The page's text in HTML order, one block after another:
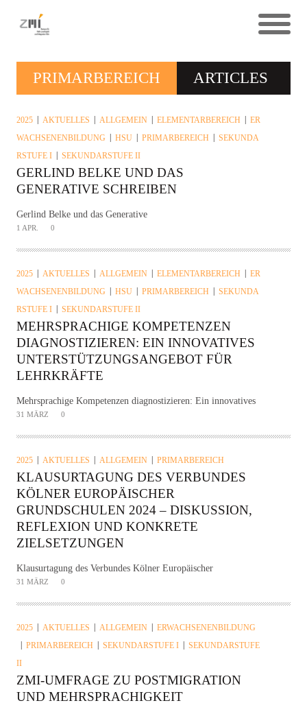
PRIMARBEREICH ARTICLES
2025 AKTUELLES ALLGEMEIN ELEMENTARBEREICH
ER
WACHSENENBILDUNG
HSU PRIMARBEREICH
SEKUNDA
RSTUFE I
SEKUNDARSTUFE II
GERLIND BELKE UND DAS
GENERATIVE SCHREIBEN
Gerlind Belke und das Generative
1 APR. 0
2025 AKTUELLES ALLGEMEIN ELEMENTARBEREICH
ER
WACHSENENBILDUNG
HSU PRIMARBEREICH
SEKUNDA
RSTUFE I
SEKUNDARSTUFE II
MEHRSPRACHIGE KOMPETENZEN
DIAGNOSTIZIEREN: EIN INNOVATIVES
UNTERSTÜTZUNGSANGEBOT FÜR
LEHRKRÄFTE
Mehrsprachige Kompetenzen diagnostizieren: Ein innovatives
31 MÄRZ 0
2025 AKTUELLES ALLGEMEIN PRIMARBEREICH
KLAUSURTAGUNG DES VERBUNDES
KÖLNER EUROPÄISCHER
GRUNDSCHULEN 2024 – DISKUSSION,
REFLEXION UND KONKRETE
ZIELSETZUNGEN
Klausurtagung des Verbundes Kölner Europäischer
31 MÄRZ 0
2025 AKTUELLES ALLGEMEIN
ERWACHSENENBILDUNG
PRIMARBEREICH
SEKUNDARSTUFE I
SEKUNDARSTUFE
II
ZMI-UMFRAGE ZU POSTMIGRATION
UND MEHRSPRACHIGKEIT